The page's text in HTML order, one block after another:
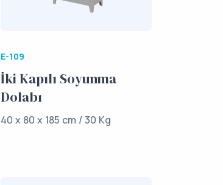
E-109
İki Kapılı Soyunma
Dolabı
40 x 80 x 185 cm / 30 Kg